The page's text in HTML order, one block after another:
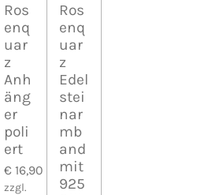
Ros
enq
uar
z
Anh
äng
er
poli
ert
€ 16,90
zzgl.
Ros
enq
uar
z
Edel
stei
nar
mb
and
mit
925